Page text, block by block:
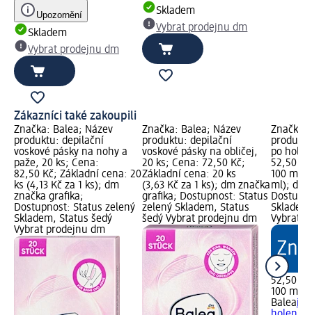
Upozornění
Skladem
Vybrat prodejnu dm
Skladem
Vybrat prodejnu dm
Zákazníci také zakoupili
Značka: Balea; Název
produktu: depilační
voskové pásky na nohy a
paže, 20 ks; Cena:
82,50 Kč; Základní cena: 20
ks (4,13 Kč za 1 ks); dm
značka grafika;
Dostupnost: Status zelený
Skladem, Status šedý
Vybrat prodejnu dm
Značka: Balea; Název
produktu: depilační
voskové pásky na obličej,
20 ks; Cena: 72,50 Kč;
Základní cena: 20 ks
(3,63 Kč za 1 ks); dm značka
grafika; Dostupnost: Status
zelený Skladem, Status
šedý Vybrat prodejnu dm
Značka:
po
52,50
100 ml
ml); dm
Vybrat
52,50 Kč
100 ml
Balea